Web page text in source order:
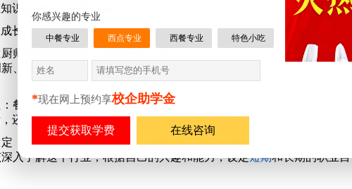
识的厨师将更受欢迎。
长
师的
，还能通过实践
、菜单设计等多方面的知识。这些技能的提升将有助于学生在未来的
餐饮业是一个不断变化的行业，新技术、新理念层出不穷。因此，初
还需要保持持续学习和自我提升的态度，以适应行业的发展。
：对于初高中毕业生来说，明确自己的职业规划和目标至关重要。在
入了解这个行业，根据自己的兴趣和能力，设定短期和长期的职业目
你感兴趣的专业
中餐专业 西点专业 西餐专业 特色小吃
*现在网上预约享校企助学金
在线咨询